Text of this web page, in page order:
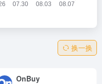
换一换
OnBuy